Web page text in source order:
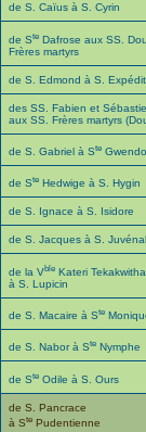
de S. Caïus à S. Cyrin
de Ste Dafrose aux SS.
Frères martyrs
de S. Edmond à S. Expédit
des SS. Fabien et
aux SS. Frères martyrs
de S. Gabriel à Ste
de Ste Hedwige à S. Hygin
de S. Ignace à S. Isidore
de S. Jacques à S. Juvénal
de la Vble Kateri Tekakwitha
à S. Lupicin
de S. Macaire à Ste
de S. Nabor à Ste Nymphe
de Ste Odile à S. Ours
de S. Pancrace
à Ste Pudentienne